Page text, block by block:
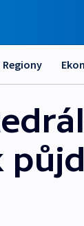
Regiony